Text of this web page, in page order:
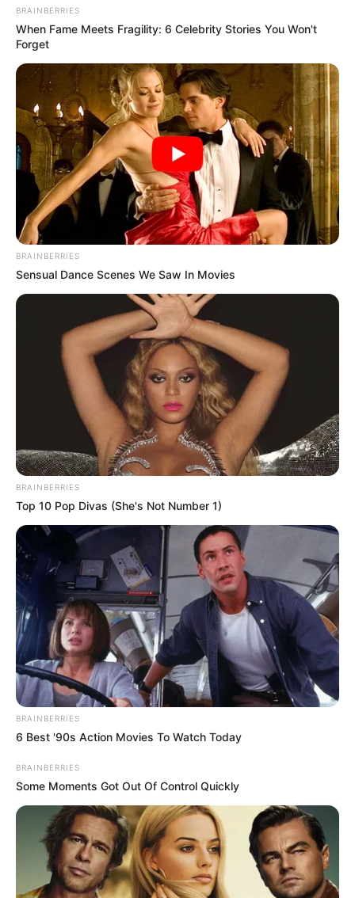
BRAINBERRIES
When Fame Meets Fragility: 6 Celebrity Stories You Won't
Forget
BRAINBERRIES
Sensual Dance Scenes We Saw In Movies
BRAINBERRIES
Top 10 Pop Divas (She's Not Number 1)
BRAINBERRIES
6 Best '90s Action Movies To Watch Today
BRAINBERRIES
Some Moments Got Out Of Control Quickly